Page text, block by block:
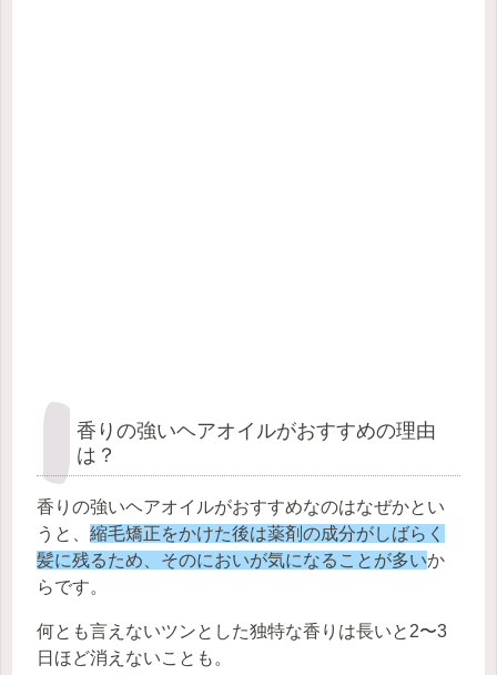
香りの強いヘアオイルがおすすめの理由
は？
香りの強いヘアオイルがおすすめなのはなぜかとい
うと、 縮毛矯正をかけた後は薬剤の成分がしばらく
髪に残るため、そのにおいが気になることが多いか
らです。
何とも言えないツンとした独特な香りは長いと2〜3
日ほど消えないことも。